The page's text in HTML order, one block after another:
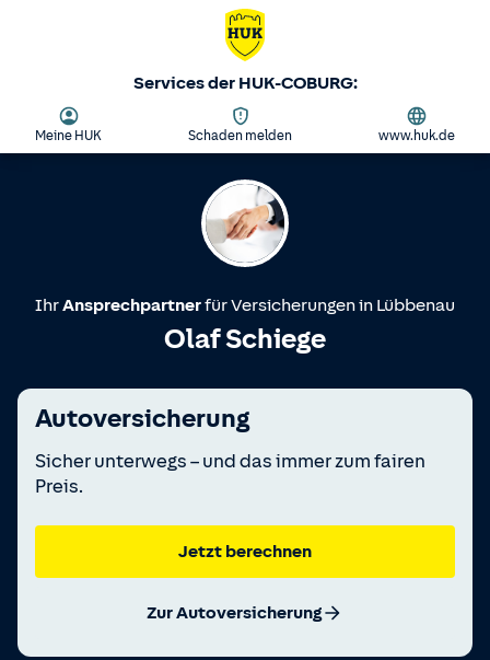
Services der HUK-COBURG:
Meine HUK Schaden melden www.huk.de
IhrAnsprechpartnerfür Versicherungen in Lübbenau
Olaf Schiege
Autoversicherung
Sicher unterwegs – und das immer zum fairen
Preis.
Jetzt berechnen
Zur Autoversicherung